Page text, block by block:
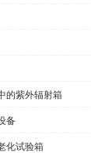
的紫外辐射箱
备
化试验箱